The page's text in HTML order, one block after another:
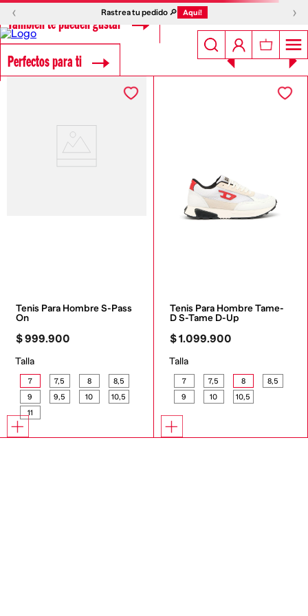
‹ Rastrea tu pedido 🔎 Aquí! ›
También te pueden gustar
Perfectos para ti
Tenis Para Hombre S-Pass
On
$999.900
Talla
7 7,5 8
8,5
9
9,5 10
10,5
11
Tenis Para Hombre Tame-
D S-Tame D-Up
$1.099.900
Talla
7 7,5 8
8,5
9
10 10,5